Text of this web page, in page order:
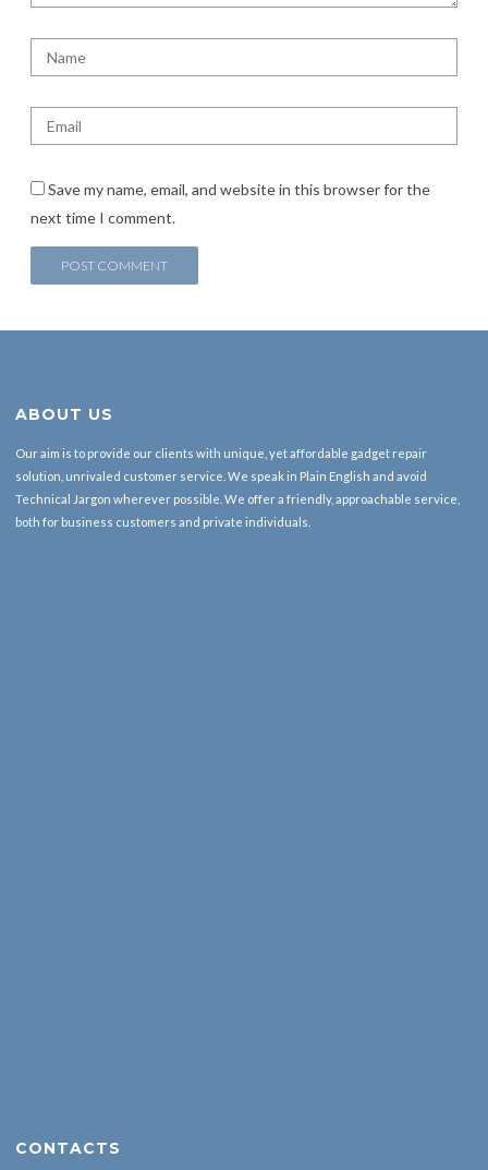
Save my name, email, and website in this browser for the
next time I comment.
ABOUT US
Our aim is to provide our clients with unique, yet affordable gadget repair
solution, unrivaled customer service. We speak in Plain English and avoid
Technical Jargon wherever possible. We offer a friendly, approachable service,
both for business customers and private individuals.
CONTACTS